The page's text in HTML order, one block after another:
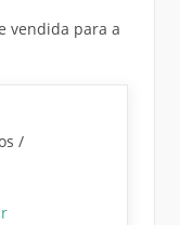
vendida para a
/